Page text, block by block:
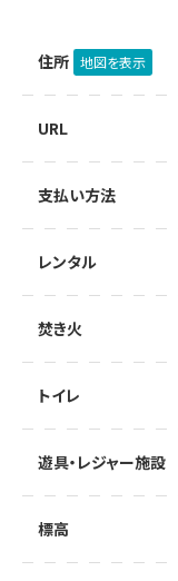
住所 地図を表示
URL
支払い方法
レンタル
焚き火
トイレ
遊具・レジャー施設
標高